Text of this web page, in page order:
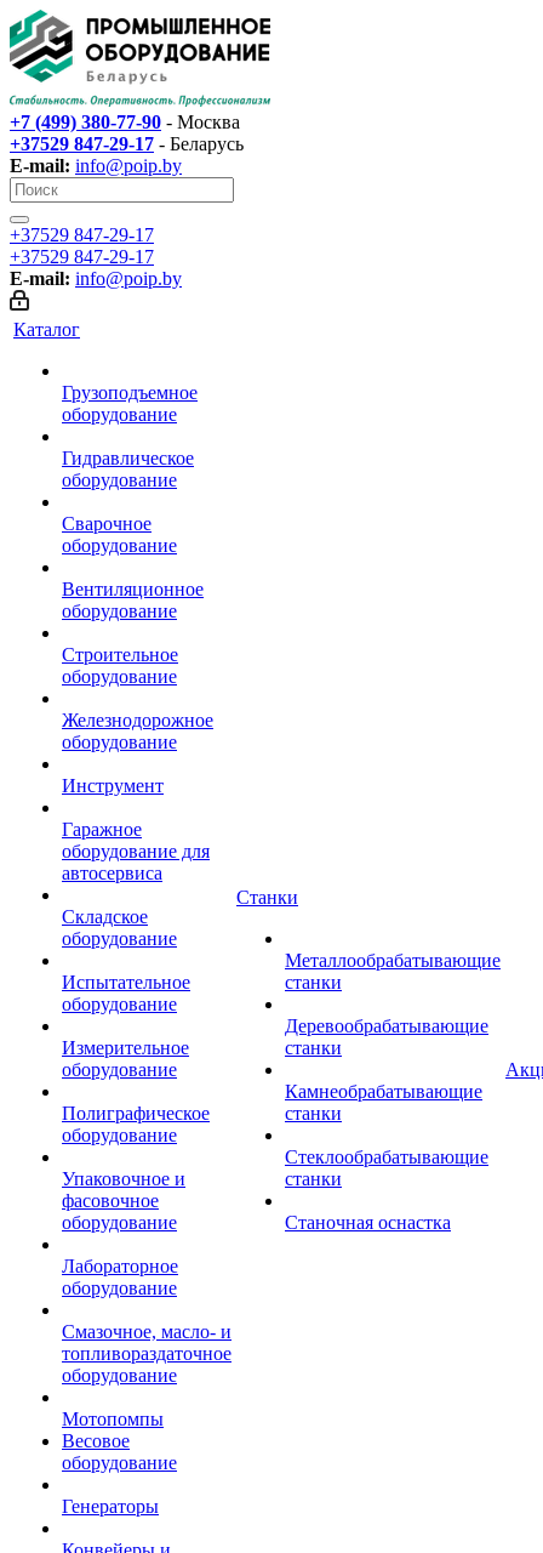
+7 (499) 380-77-90 - Москва
+37529 847-29-17‬ - Беларусь
E-mail: info@poip.by
+37529 847-29-17‬
+37529 847-29-17‬
E-mail: info@poip.by
Каталог
Грузоподъемное
оборудование
Гидравлическое
оборудование
Сварочное
оборудование
Вентиляционное
оборудование
Строительное
оборудование
Железнодорожное
оборудование
Инструмент
Гаражное
оборудование для
автосервиса
Складское
оборудование
Испытательное
оборудование
Измерительное
оборудование
Полиграфическое
оборудование
Упаковочное и
фасовочное
оборудование
Лабораторное
оборудование
Смазочное, масло- и
топливораздаточное
оборудование
Мотопомпы
Весовое
оборудование
Генераторы
Станки
Металлообрабатывающие
станки
Деревообрабатывающие
станки
Камнеобрабатывающие
станки
Стеклообрабатывающие
станки
Станочная оснастка